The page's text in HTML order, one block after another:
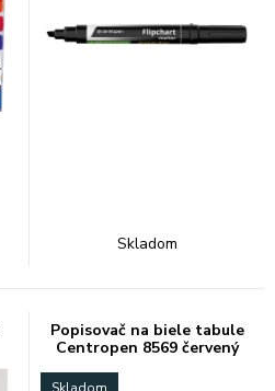
Skladom
Popisovač na biele tabule
Centropen 8569 červený